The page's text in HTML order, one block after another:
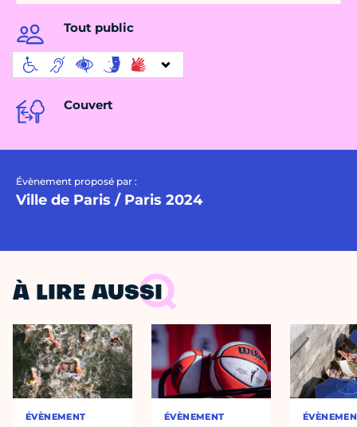
Tout public
Couvert
Évènement proposé par :
Ville de Paris / Paris 2024
À LIRE AUSSI
ÉVÈNEMENT ÉVÈNEMENT